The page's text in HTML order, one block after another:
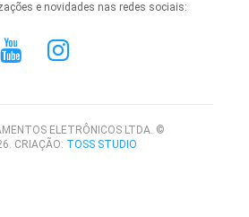
e novidades nas redes sociais:
ELETRÔNICOS LTDA. ©
CRIAÇÃO: TOSS STUDIO